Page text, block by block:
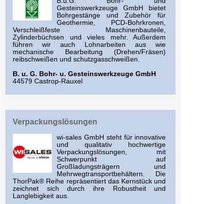
Gesteinswerkzeuge GmbH bietet
Bohrgestänge und Zubehör für
Geothermie, PCD-Bohrkronen,
Verschleißfeste Maschinenbauteile,
Zylinderbüchsen und vieles mehr. Außerdem
führen wir auch Lohnarbeiten aus wie
mechanische Bearbeitung (Drehen/Fräsen)
reibschweißen und schutzgasschweißen.
B. u. G. Bohr- u. Gesteinswerkzeuge GmbH
44579 Castrop-Rauxel
Verpackungslösungen
wi-sales GmbH steht für innovative
und qualitativ hochwertige
Verpackungslösungen, mit
Schwerpunkt auf
Großladungsträgern und
Mehrwegtransportbehältern. Die
ThorPak® Reihe repräsentiert das Kernstück und
zeichnet sich durch ihre Robustheit und
Langlebigkeit aus.